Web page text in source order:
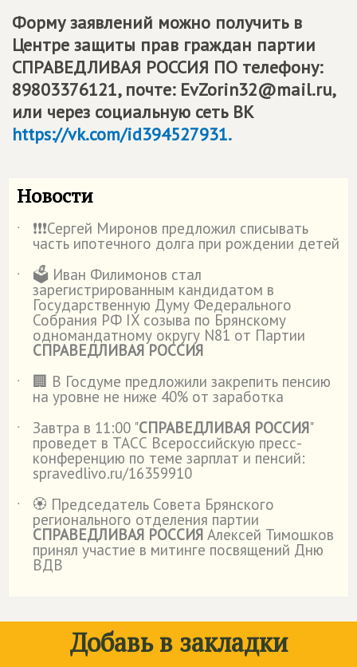
Форму заявлений можно получить в
Центре защиты прав граждан партии
СПРАВЕДЛИВАЯ РОССИЯ ПО телефону:
89803376121, почте: EvZorin32@mail.ru,
или через социальную сеть ВК
https://vk.com/id394527931.
Новости
˙ ❗️❗️❗️Сергей Миронов предложил списывать
часть ипотечного долга при рождении детей
˙
🗳️ Иван Филимонов стал
зарегистрированным кандидатом в
Государственную Думу Федерального
Собрания РФ IX созыва по Брянскому
одномандатному округу N81 от Партии
СПРАВЕДЛИВАЯ РОССИЯ
˙
🏢 В Госдуме предложили закрепить пенсию
на уровне не ниже 40% от заработка
˙
Завтра в 11:00 "СПРАВЕДЛИВАЯ РОССИЯ"
проведет в ТАСС Всероссийскую пресс-
конференцию по теме зарплат и пенсий:
spravedlivo.ru/16359910
˙
🏵️ Председатель Совета Брянского
регионального отделения партии
СПРАВЕДЛИВАЯ РОССИЯ Алексей Тимошков
принял участие в митинге посвящений Дню
ВДВ
Добавь в закладки